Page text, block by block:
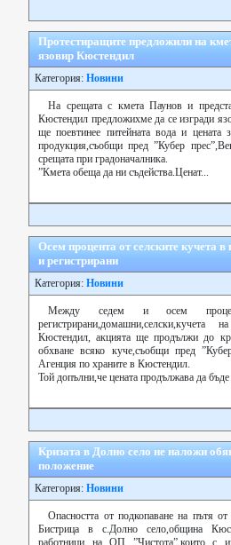
Протестиращите предложили на
язовир Кюстендил
Категория: Новини
На срещата с кмета Паунов и
Кюстендил предложихме да се изгради
ще поевтинее питейната вода и цената
продукция,съобщи пред ”Кубер
срещата при градоначалника.
”Кмета обеща да ни съдейства.Ценат...
Осем процента от селските кучета
и регистрирани
Категория: Новини
Между седем и осем
Кюстендил, акцията ще продължи до
обхване всяко куче,съобщи пред
Агенция по храните в Кюстендил.
Той допълни,че цената продължава да
Кризата в Долно село не наложи
положение
Категория: Новини
Опасността от подкопаване на пътя
Бистрица в с.Долно село,община
работници на ОП ”Чистота”,които с